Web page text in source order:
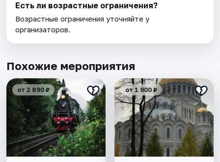
Есть ли возрастные ограничения?
Возрастные ограничения уточняйте у
организаторов.
Похожие мероприятия
от 2 890 ₽ от 1 900 ₽